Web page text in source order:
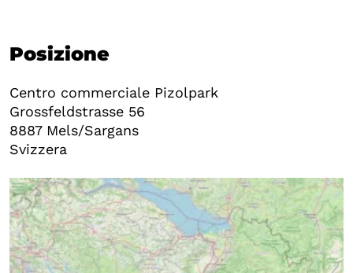
Posizione
Centro commerciale Pizolpark
Grossfeldstrasse 56
8887 Mels/Sargans
Svizzera